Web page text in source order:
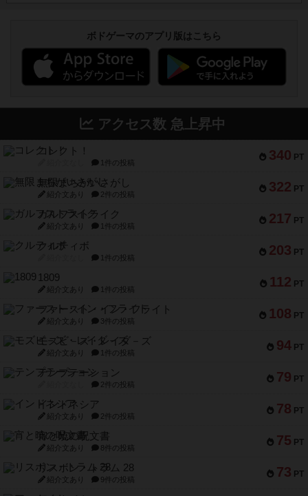
ボドゲーマのアプリ版はこちら
アクセス数 急上昇中
340 PT
コレクト！
1件の投稿
322 PT
無限まちがいさがし
紹介文あり 2件の投稿
217 PT
ガルフストライク
紹介文あり 1件の投稿
203 PT
クルティボ
1件の投稿
112 PT
1809
紹介文あり 1件の投稿
108 PT
ファースト・イン・フライト
紹介文あり 3件の投稿
94 PT
モズビ－ズ・レイダ－ズ
紹介文あり 1件の投稿
79 PT
テンプテーション
2件の投稿
78 PT
インドネシア
紹介文あり 2件の投稿
75 PT
宵と暁の呪文書
紹介文あり 8件の投稿
73 PT
リスボン・トラム 28
紹介文あり 9件の投稿